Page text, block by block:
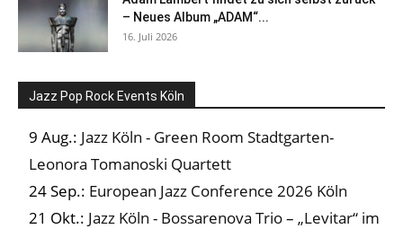
– Neues Album „ADAM“...
16. Juli 2026
Jazz Pop Rock Events Köln
9 Aug.: Jazz Köln - Green Room Stadtgarten-
Leonora Tomanoski Quartett
24 Sep.: European Jazz Conference 2026 Köln
21 Okt.: Jazz Köln - Bossarenova Trio – „Levitar“ im